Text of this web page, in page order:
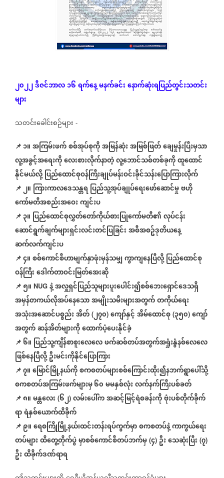
၂၀၂၂ဒီဇင်ဘာလ၁၆ရက်နေ့မနက်ခင်းနောက်ဆုံးရပြည်တွင်းသတင်း
များ
သတင်းခေါင်းစဉ်များ -
📌 ၁။အကြမ်းဖက်စစ်အုပ်စုကိုအမြန်ဆုံးအမြစ်ဖြတ်ချေမှုန်းပြီးမှသာ
လူ့အခွင့်အရေးကိုလေးစားလိုက်နာတဲ့လူ့ဘောင်သစ်တစ်ခုကိုထူထောင်
နိုင်မယ်လို့ပြည်ထောင်စုဝန်ကြီးချုပ်မန်းဝင်းခိုင်သန်းပြောကြားလိုက်
📌၂။ ကြားကာလဒေသန္တရ ပြည်သူ့အုပ်ချုပ်ရေးဖော်ဆောင်မှုဗဟို
ကော်မတီအစည်းအဝေးကျင်းပ
📌၃။ ပြည်ထောင်စုလွှတ်တော်ကိုယ်စားပြုကော်မတီ၏လုပ်ငန်း
ဆောင်ရွက်ချက်များရှင်းလင်းတင်ပြခြင်းအစီအစဥ်ဒုတိယနေ့
ဆက်လက်ကျင်းပ
📌၄။စစ်ကောင်စီဟာမျက်နှာဖုံးမှန်သမျှကွာကျနေပြီလို့ပြည်ထောင်စု
ဝန်ကြီးဒေါက်တာဝင်းမြတ်အေးဆို
📌၅။ NUG နဲ့အလှူရှင်ပြည်သူများပူးပေါင်း၍စစ်ဘေးရှောင်ဒေသရှိ
အမှန်တကယ်လိုအပ်နေသောအမျိုးသမီးများအတွက်တကိုယ်ရေး
အသုံးအဆောင်ပစ္စည်းအိတ် (၂၇၀) ကျော်နှင့်အိမ်ထောင်စု (၃၅၀) ကျော်
အတွက်ဆန်အိတ်များကိုထောက်ပံ့ပေးနိုင်ခဲ့
📌၆။ ပြည်သူ့ကျိန်စာစူးလေလေဖက်ဆစ်တပ်အတွက်အရှုံးနွံနစ်လေလေ
ဖြစ်နေပြီလို့ဦးမင်းကိုနိုင်ပြောကြား
📌၇။မြောင်မြို့နယ်ကိုစကစတပ်များစစ်ကြောင်းထိုး၍နဘက်ရွာပေါ်သို့
စကစတပ်အကြမ်းဖက်များမှ ၆၀မမနှစ်လုံးလက်နက်ကြီးပစ်ခတ်
📌၈။မန္တလေး (၆၂) လမ်းပေါ်ကအဆင့်မြင့်ရဲစခန်းကိုဗုံးပစ်တိုက်ခိုက်
ရာရဲနှစ်ယောက်ထိခိုက်
📌၉။ရေစကြိုမြို့နယ်၊ထင်းတန်းရပ်ကွက်မှာစကစတပ်နဲ့ကာကွယ်ရေး
တပ်များထိတွေ့တိုက်ပွဲမှာစစ်ကောင်စီတပ်ဘက်မှ (၄) ဦးသေဆုံးပြီး (၇)
ဦးထိခိုက်ဒဏ်ရာရ